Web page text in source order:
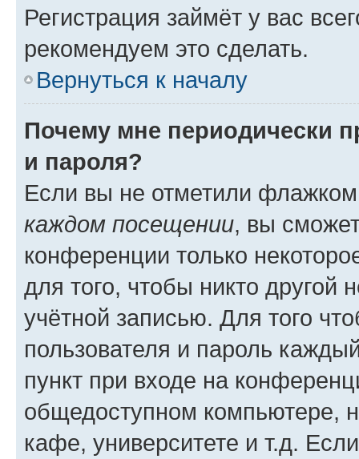
Регистрация займёт у вас
рекомендуем это сделать.
Вернуться к началу
Почему мне периодически
и пароля?
Если вы не отметили
каждом посещении, вы
конференции только
для того, чтобы никто другой
учётной записью. Для того
пользователя и пароль
пункт при входе на
общедоступном компьютере,
кафе, университете и т.д.